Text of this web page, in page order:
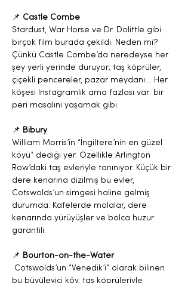
📌 Castle Combe
Stardust, War Horse ve Dr. Dolittle gibi
birçok film burada çekildi. Neden mi?
Çünkü Castle Combe’da neredeyse her
şey yerli yerinde duruyor; taş köprüler,
çiçekli pencereler, pazar meydanı… Her
köşesi Instagramlık ama fazlası var: bir
peri masalını yaşamak gibi.
📌 Bibury
William Morris’in “İngiltere’nin en güzel
köyü” dediği yer. Özellikle Arlington
Row’daki taş evleriyle tanınıyor. Küçük bir
dere kenarına dizilmiş bu evler,
Cotswolds’un simgesi haline gelmiş
durumda. Kafelerde molalar, dere
kenarında yürüyüşler ve bolca huzur
garantili.
📌 Bourton-on-the-Water
Cotswolds’un “Venedik’i” olarak bilinen
bu büyüleyici köy, taş köprüleriyle